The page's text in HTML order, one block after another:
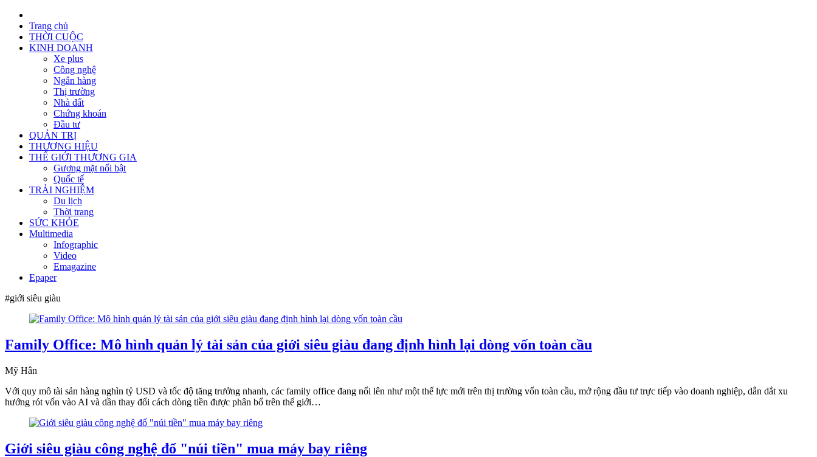
Trang chủ
THỜI CUỘC
KINH DOANH
Xe plus
Công nghệ
Ngân hàng
Thị trường
Nhà đất
Chứng khoán
Đầu tư
QUẢN TRỊ
THƯƠNG HIỆU
THẾ GIỚI THƯƠNG GIA
Gương mặt nổi bật
Quốc tế
TRẢI NGHIỆM
Du lịch
Thời trang
SỨC KHỎE
Multimedia
Infographic
Video
Emagazine
Epaper
#giới siêu giàu
Family Office: Mô hình quản lý tài sản của giới siêu giàu đang định hình lại dòng vốn toàn cầu
Mỹ Hân
Với quy mô tài sản hàng nghìn tỷ USD và tốc độ tăng trưởng nhanh, các family office đang nổi lên như một thế lực mới trên thị trường vốn toàn cầu, mở rộng đầu tư trực tiếp vào doanh nghiệp, dẫn dắt xu
hướng rót vốn vào AI và dần thay đổi cách dòng tiền được phân bổ trên thế giới…
Giới siêu giàu công nghệ đổ "núi tiền" mua máy bay riêng